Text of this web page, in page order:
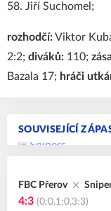
SOUVISEJÍCÍ
FBC Přerov
4:3 (0:0,1:0,3:3)
58. Jiří Suchomel;
rozhodčí:Viktor
2:2; diváků: 110;
Bazala 17; hráči